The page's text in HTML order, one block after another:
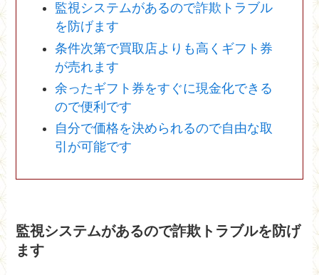
監視システムがあるので詐欺トラブル
を防げます
条件次第で買取店よりも高くギフト券
が売れます
余ったギフト券をすぐに現金化できる
ので便利です
自分で価格を決められるので自由な取
引が可能です
監視システムがあるので詐欺トラブルを防げ
ます